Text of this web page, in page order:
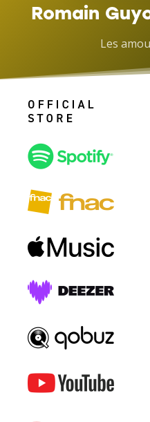
Romain
Les